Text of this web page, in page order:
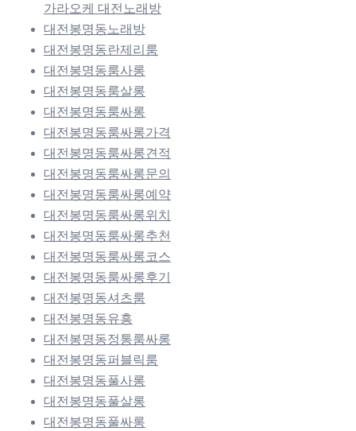
가라오케 대전노래방
대전봉명동노래방
대전봉명동란제리룸
대전봉명동룸사롱
대전봉명동룸살롱
대전봉명동룸싸롱
대전봉명동룸싸롱가격
대전봉명동룸싸롱견적
대전봉명동룸싸롱문의
대전봉명동룸싸롱예약
대전봉명동룸싸롱위치
대전봉명동룸싸롱추천
대전봉명동룸싸롱코스
대전봉명동룸싸롱후기
대전봉명동셔츠룸
대전봉명동유흥
대전봉명동정통룸싸롱
대전봉명동퍼블릭룸
대전봉명동풀사롱
대전봉명동풀살롱
대전봉명동풀싸롱